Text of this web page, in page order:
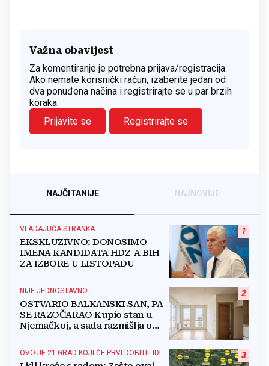
Važna obavijest
Za komentiranje je potrebna prijava/registracija.
Ako nemate korisnički račun, izaberite jedan od
dva ponuđena načina i registrirajte se u par brzih
koraka.
Prijavite se
Registrirajte se
NAJČITANIJE NAJNOVIJE
1
VLADAJUĆA STRANKA
EKSKLUZIVNO: DONOSIMO
IMENA KANDIDATA HDZ-A BIH
ZA IZBORE U LISTOPADU
2
NIJE JEDNOSTAVNO
OSTVARIO BALKANSKI SAN, PA
SE RAZOČARAO Kupio stan u
Njemačkoj, a sada razmišlja o
3
OVO JE 21 GRAD KOJI ĆE PRVI DOBITI LIDL